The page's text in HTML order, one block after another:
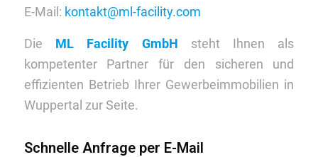
E-Mail: kontakt@ml-facility.com
Die ML Facility GmbH steht Ihnen als
kompetenter Partner für den sicheren und
effizienten Betrieb Ihrer Gewerbeimmobilien in
Wuppertal zur Seite.
Schnelle Anfrage per E-Mail